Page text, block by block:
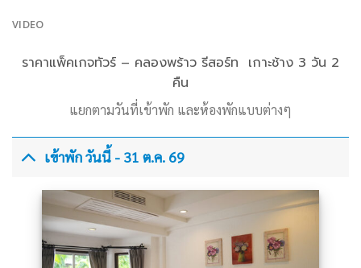
VIDEO
ราคาแพ็คเกจทัวร์ – คลองพร้าว รีสอร์ท เกาะช้าง 3 วัน 2
คืน
แยกตามวันที่เข้าพัก และห้องพักแบบต่างๆ
เข้าพัก วันนี้ - 31 ต.ค. 69